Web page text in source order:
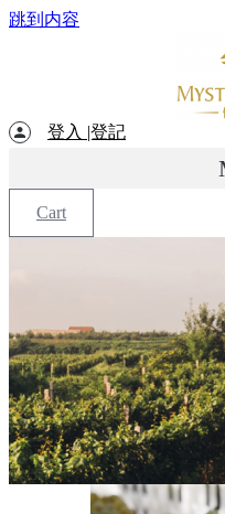
跳到内容
登入 |登記
Cart